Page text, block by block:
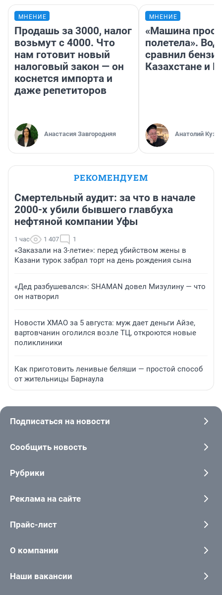
МНЕНИЕ
Продашь за 3000, налог
возьмут с 4000. Что
нам готовит новый
налоговый закон — он
коснется импорта и
даже репетиторов
Анастасия Завгородняя
МНЕНИЕ
«Машина
полетела».
сравнил
Казахстане и
Анатолий
РЕКОМЕНДУЕМ
Смертельный аудит: за что в начале
2000-х убили бывшего главбуха
нефтяной компании Уфы
1 час 1 407 1
«Заказали на 3-летие»: перед убийством жены в
Казани турок забрал торт на день рождения сына
«Дед разбушевался»: SHAMAN довел Мизулину — что
он натворил
Новости ХМАО за 5 августа: муж дает деньги Айзе,
вартовчанин оголился возле ТЦ, откроются новые
поликлиники
Как приготовить ленивые беляши — простой способ
от жительницы Барнаула
Подписаться на новости
Сообщить новость
Рубрики
Реклама на сайте
Прайс-лист
О компании
Наши вакансии